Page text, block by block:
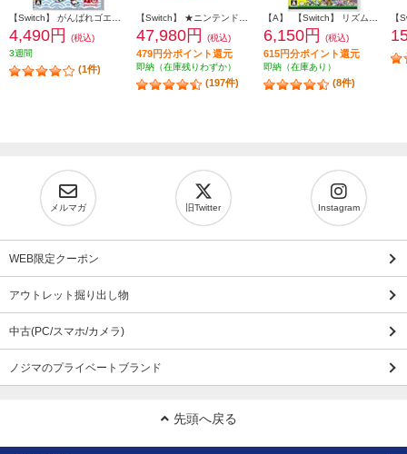
4,490円
(税込)
3週間
(1件)
47,980円 (税込)
479円分ポイント還元
即納（在庫残りわずか）
(197件)
6,150円 (税込)
615円分ポイント還元
即納（在庫あり）
(8件)
メルマガ 旧Twitter Instagram
WEB限定クーポン
アウトレット掘り出し物
中古(PC/スマホ/カメラ)
ノジマのプライベートブランド
先頭へ戻る